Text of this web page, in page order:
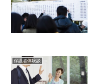
保護者体験談